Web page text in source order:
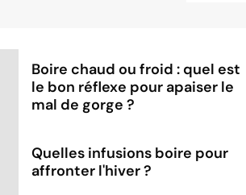
Boire chaud ou froid : quel est
le bon réflexe pour apaiser le
mal de gorge ?
Quelles infusions boire pour
affronter l'hiver ?